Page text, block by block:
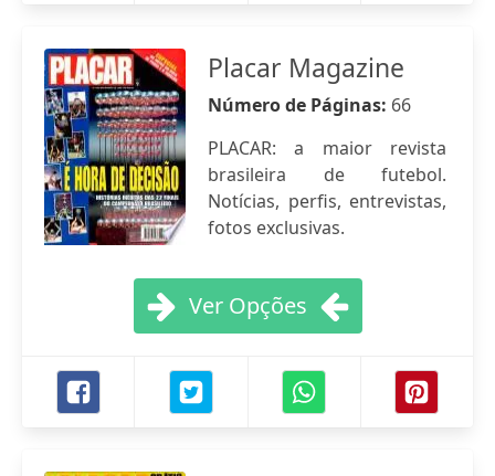
Placar Magazine
Número de Páginas: 66
PLACAR: a maior revista
brasileira de futebol.
Notícias, perfis, entrevistas,
fotos exclusivas.
Ver Opções